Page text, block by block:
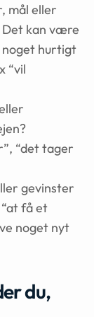
mål eller
Det kan være
noget hurtigt
“vil
“det tager
gevinster
få et
noget nyt
du,